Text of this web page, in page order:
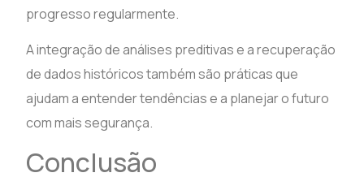
progresso regularmente.
A integração de análises preditivas e a recuperação
de dados históricos também são práticas que
ajudam a entender tendências e a planejar o futuro
com mais segurança.
Conclusão